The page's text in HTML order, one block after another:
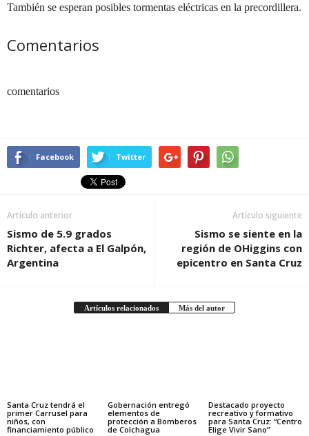
También se esperan posibles tormentas eléctricas en la precordillera.
Comentarios
comentarios
Facebook Twitter
Artículo anterior
Sismo de 5.9 grados
Richter, afecta a El Galpón,
Argentina
Artículo siguiente
Sismo se siente en la
región de OHiggins con
epicentro en Santa Cruz
Artículos relacionados Más del autor
Santa Cruz tendrá el
primer Carrusel para
niños, con
financiamiento público
Gobernación entregó
elementos de
protección a Bomberos
de Colchagua
Destacado proyecto
recreativo y formativo
para Santa Cruz: “Centro
Elige Vivir Sano”